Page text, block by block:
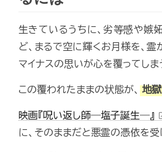
生きているうちに、劣等感や嫉
ど、まるで空に輝くお月様を、霊
マイナスの思いが心を覆ってしま
この覆われたままの状態が、 地
映画『呪い返し師―塩子誕生―』
に、そのままだと悪霊の憑依を受